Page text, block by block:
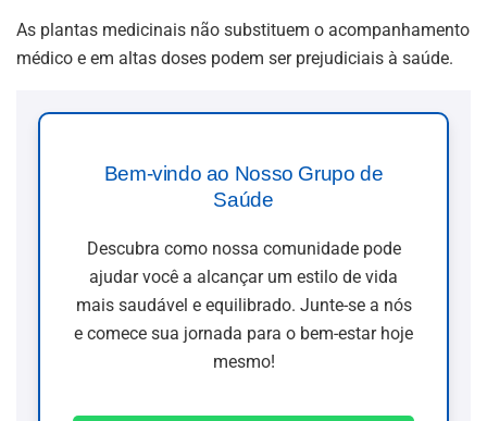
As plantas medicinais não substituem o acompanhamento
médico e em altas doses podem ser prejudiciais à saúde.
Bem-vindo ao Nosso Grupo de
Saúde
Descubra como nossa comunidade pode
ajudar você a alcançar um estilo de vida
mais saudável e equilibrado. Junte-se a nós
e comece sua jornada para o bem-estar hoje
mesmo!